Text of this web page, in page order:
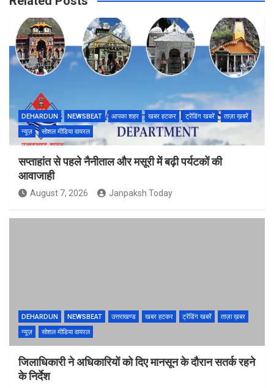
DEHARDUN NEWSBEAT आपका शहर खबर हटकर ट्रेंडिंग खबरें
ताज़ा ख़बरें
न्यूज़
सोशल मीडिया वायरल
सप्ताहांत से पहले नैनीताल और मसूरी में बढ़ी पर्यटकों की
आवाजाही
August 7, 2026 Janpaksh Today
DEHARDUN NEWSBEAT उत्तराखण्ड खबर हटकर ट्रेंडिंग खबरें
ताज़ा ख़बर
न्यूज़
सोशल मीडिया वायरल
जिलाधिकारी ने अधिकारियों को दिए मानसून के दौरान सतर्क रहने
के निर्देश